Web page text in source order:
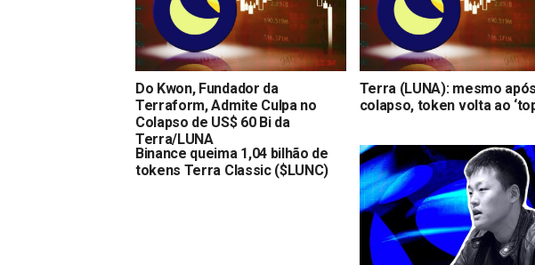
Do Kwon, Fundador da
Terraform, Admite Culpa no
Colapso de US$ 60 Bi da
Terra/LUNA
Terra (LUNA): mesmo após
colapso, token volta ao
Binance queima 1,04 bilhão de
tokens Terra Classic ($LUNC)